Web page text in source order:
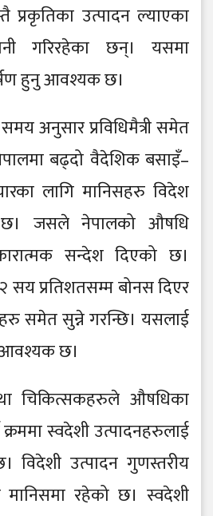
उत्पादन ल्याएका
गरिरहेका छन्। यसमा
हुनु आवश्यक छ।
अनुसार प्रविधिमैत्री समेत
बढ्दो वैदेशिक बसाइँ–
लागि मानिसहरु विदेश
जसले नेपालको औषधि
सन्देश दिएको छ।
प्रतिशतसम्म बोनस दिएर
समेत सुन्ने गरन्छि। यसलाई
आवश्यक छ।
चिकित्सकहरुले औषधिका
स्वदेशी उत्पादनहरुलाई
विदेशी उत्पादन गुणस्तरीय
रहेको छ। स्वदेशी